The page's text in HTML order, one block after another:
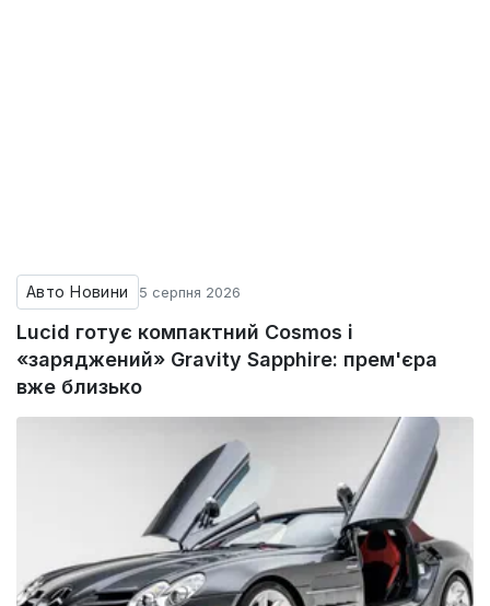
Авто Новини 5 серпня 2026
Lucid готує компактний Cosmos і
«заряджений» Gravity Sapphire: прем'єра
вже близько